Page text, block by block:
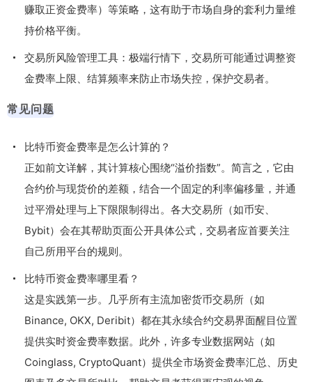
赚取正资金费率）等策略，这有助于市场自身的套利力量维
持价格平衡。
交易所风险管理工具：极端行情下，交易所可能通过调整资
金费率上限、结算频率来防止市场失控，保护交易者。
常见问题
比特币资金费率是怎么计算的？
正如前文详解，其计算核心围绕“溢价指数”。简言之，它由
合约价与现货价的差额，结合一个固定的利率偏移量，并通
过平滑处理与上下限限制得出。各大交易所（如币安、
Bybit）会在其帮助页面公开具体公式，交易者应首要关注
自己所用平台的规则。
比特币资金费率哪里看？
这是实践第一步。几乎所有主流加密货币交易所（如
Binance, OKX, Deribit）都在其永续合约交易界面醒目位置
提供实时资金费率数据。此外，许多专业数据网站（如
Coinglass, CryptoQuant）提供全市场资金费率汇总、历史